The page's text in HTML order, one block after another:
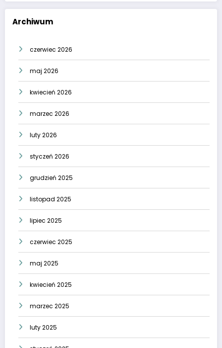
Archiwum
czerwiec 2026
maj 2026
kwiecień 2026
marzec 2026
luty 2026
styczeń 2026
grudzień 2025
listopad 2025
lipiec 2025
czerwiec 2025
maj 2025
kwiecień 2025
marzec 2025
luty 2025